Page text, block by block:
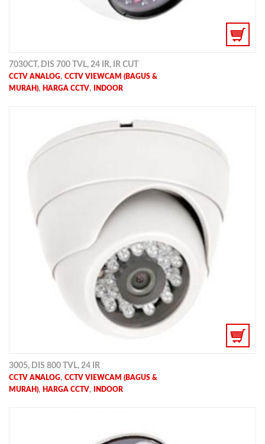
7030CT, DIS 700 TVL, 24 IR, IR CUT
CCTV ANALOG, CCTV VIEWCAM (BAGUS &
MURAH), HARGA CCTV, INDOOR
3005, DIS 800 TVL, 24 IR
CCTV ANALOG, CCTV VIEWCAM (BAGUS &
MURAH), HARGA CCTV, INDOOR